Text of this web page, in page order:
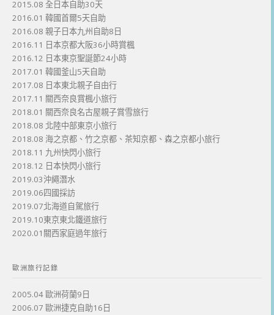
2015.08 全日本自助30天
2016.01 韓國首爾5天自助
2016.08 親子日本九州自助8日
2016.11 日本京都大阪36小時賞楓
2016.12 日本東京聖誕節24小時
2017.01 韓國釜山5天自助
2017.08 日本東北親子自由行
2017.11 關西奈良賞楓小旅行
2018.01 關西奈良名古屋親子賞雪旅行
2018.08 北陸中部東京小旅行
2018.08 海之京都、竹之京都、茶知京都、森之京都小旅行
2018.11 九州快閃小旅行
2018.12 日本快閃小旅行
2019.03沖繩潛水
2019.06四國採訪
2019.07北海道自駕旅行
2019.10東京東北鐵道旅行
2020.01關西家庭過年旅行
歐洲旅行記錄
2005.04 歐洲荷蘭9日
2006.07 歐洲捷克自助16日